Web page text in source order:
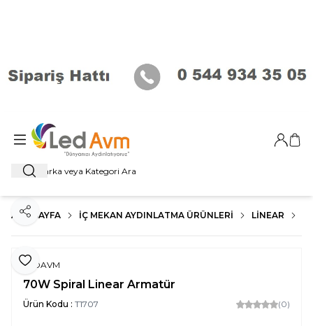
Ara
Giriş
ANA SAYFA İÇ MEKAN AYDINLATMA ÜRÜNLERI LİNEAR
Favoriye Ekle
Paylaş
LEDAVM
70W Spiral Linear Armatür
Ürün Kodu : T1707 (0)